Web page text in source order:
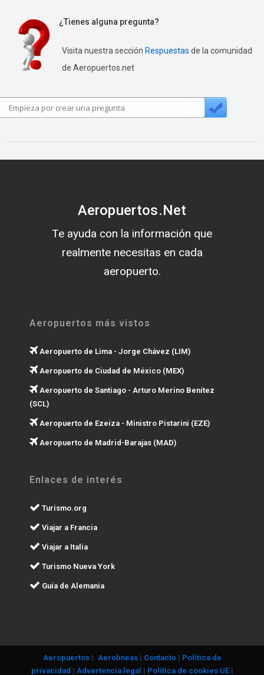
¿Tienes alguna pregunta?
Visita nuestra sección Respuestas de la comunidad
de Aeropuertos.net
Aeropuertos.Net
Te ayuda con la información que
realmente necesitas en cada
aeropuerto.
Aeropuertos más vistos
Aeropuerto de Lima - Jorge Chávez (LIM)
Aeropuerto de Ciudad de México (MEX)
Aeropuerto de Santiago - Arturo Merino Benítez
(SCL)
Aeropuerto de Ezeiza - Ministro Pistarini (EZE)
Aeropuerto de Madrid-Barajas (MAD)
Enlaces de interés
Turismo.org
Viajar a Francia
Viajar a Italia
Turismo Nueva York
Guía de Alemania
Aeropuertos|. Aerolíneas| Contacto| Política de
privacidad | Advertencia legal | Política de cookies UE|